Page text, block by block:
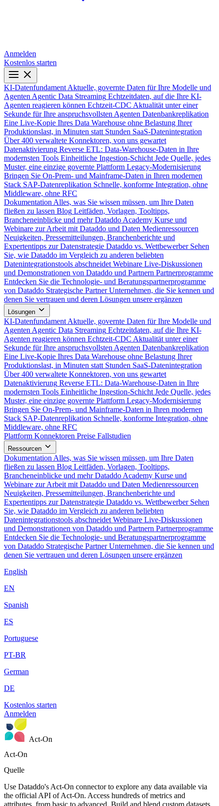
Anmelden
Kostenlos starten
KI-Datenfundament Aktuelle, governte Daten für Ihre Modelle und
Agenten Agentic Data Streaming Echtzeitdaten, auf die Ihre KI-
Agenten reagieren können Echtzeit-CDC Aktualität unter einer
Sekunde für Ihre anspruchsvollsten Agenten Datenbankreplikation
Eine Live-Kopie Ihres Data Warehouse ohne Belastung Ihrer
Produktionslast, in Minuten statt Stunden SaaS-Datenintegration
Über 400 verwaltete Konnektoren, von uns gewartet
Datenaktivierung Reverse ETL: Data-Warehouse-Daten in Ihre
modernsten Tools Einheitliche Ingestion-Schicht Jede Quelle, jedes
Muster, eine einzige governte Plattform Legacy-Modernisierung
Bringen Sie On-Prem- und Mainframe-Daten in Ihren modernen
Stack SAP-Datenreplikation Schnelle, konforme Integration, ohne
Middleware, ohne RFC
Dokumentation Alles, was Sie wissen müssen, um Ihre Daten
fließen zu lassen Blog Leitfäden, Vorlagen, Tooltipps,
Brancheneinblicke und mehr Dataddo Academy Kurse und
Webinare zur Arbeit mit Dataddo und Daten Medienressourcen
Neuigkeiten, Pressemitteilungen, Branchenberichte und
Expertentipps zur Datenstrategie Dataddo vs. Wettbewerber Sehen
Sie, wie Dataddo im Vergleich zu anderen beliebten
Datenintegrationstools abschneidet Webinare Live-Diskussionen
und Demonstrationen von Dataddo und Partnern Partnerprogramme
Entdecken Sie die Technologie- und Beratungspartnerprogramme
von Dataddo Strategische Partner Unternehmen, die Sie kennen und
denen Sie vertrauen und deren Lösungen unsere ergänzen
Lösungen
KI-Datenfundament Aktuelle, governte Daten für Ihre Modelle und
Agenten Agentic Data Streaming Echtzeitdaten, auf die Ihre KI-
Agenten reagieren können Echtzeit-CDC Aktualität unter einer
Sekunde für Ihre anspruchsvollsten Agenten Datenbankreplikation
Eine Live-Kopie Ihres Data Warehouse ohne Belastung Ihrer
Produktionslast, in Minuten statt Stunden SaaS-Datenintegration
Über 400 verwaltete Konnektoren, von uns gewartet
Datenaktivierung Reverse ETL: Data-Warehouse-Daten in Ihre
modernsten Tools Einheitliche Ingestion-Schicht Jede Quelle, jedes
Muster, eine einzige governte Plattform Legacy-Modernisierung
Bringen Sie On-Prem- und Mainframe-Daten in Ihren modernen
Stack SAP-Datenreplikation Schnelle, konforme Integration, ohne
Middleware, ohne RFC
Plattform Konnektoren Preise Fallstudien
Ressourcen
Dokumentation Alles, was Sie wissen müssen, um Ihre Daten
fließen zu lassen Blog Leitfäden, Vorlagen, Tooltipps,
Brancheneinblicke und mehr Dataddo Academy Kurse und
Webinare zur Arbeit mit Dataddo und Daten Medienressourcen
Neuigkeiten, Pressemitteilungen, Branchenberichte und
Expertentipps zur Datenstrategie Dataddo vs. Wettbewerber Sehen
Sie, wie Dataddo im Vergleich zu anderen beliebten
Datenintegrationstools abschneidet Webinare Live-Diskussionen
und Demonstrationen von Dataddo und Partnern Partnerprogramme
Entdecken Sie die Technologie- und Beratungspartnerprogramme
von Dataddo Strategische Partner Unternehmen, die Sie kennen und
denen Sie vertrauen und deren Lösungen unsere ergänzen
English
EN
Spanish
ES
Portuguese
PT-BR
German
DE
Kostenlos starten
Anmelden
Act-On
Act-On
Quelle
Use Dataddo's Act-On connector to explore any data available via
the official API of Act-On. Access hundreds of metrics and
attributes, from basic to advanced. Build and blend custom datasets